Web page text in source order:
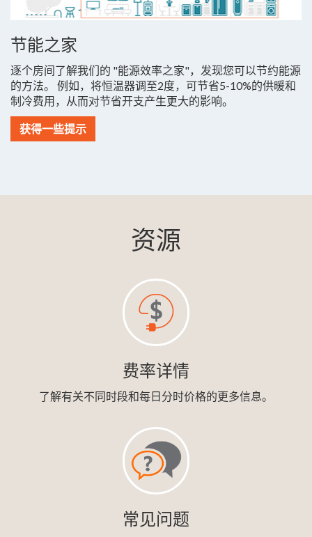
节能之家
逐个房间了解我们的 "能源效率之家"，发现您可以节约能源
的方法。 例如，将恒温器调至2度，可节省5-10%的供暖和
制冷费用，从而对节省开支产生更大的影响。
获得一些提示
资源
费率详情
了解有关不同时段和每日分时价格的更多信息。
常见问题